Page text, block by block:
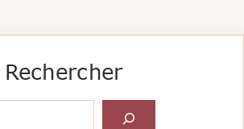
Rechercher